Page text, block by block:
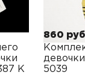
K
860
5039